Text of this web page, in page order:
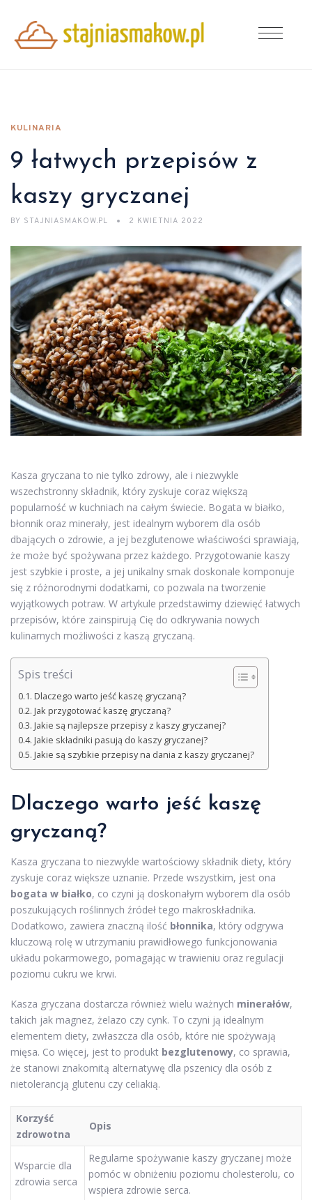
KULINARIA
9 łatwych przepisów z
kaszy gryczanej
BY STAJNIASMAKOW.PL 2 KWIETNIA 2022
Kasza gryczana to nie tylko zdrowy, ale i niezwykle
wszechstronny składnik, który zyskuje coraz większą
popularność w kuchniach na całym świecie. Bogata w białko,
błonnik oraz minerały, jest idealnym wyborem dla osób
dbających o zdrowie, a jej bezglutenowe właściwości sprawiają,
że może być spożywana przez każdego. Przygotowanie kaszy
jest szybkie i proste, a jej unikalny smak doskonale komponuje
się z różnorodnymi dodatkami, co pozwala na tworzenie
wyjątkowych potraw. W artykule przedstawimy dziewięć łatwych
przepisów, które zainspirują Cię do odkrywania nowych
kulinarnych możliwości z kaszą gryczaną.
Spis treści
Dlaczego warto jeść kaszę gryczaną?
Jak przygotować kaszę gryczaną?
Jakie są najlepsze przepisy z kaszy gryczanej?
Jakie składniki pasują do kaszy gryczanej?
Jakie są szybkie przepisy na dania z kaszy gryczanej?
Dlaczego warto jeść kaszę
gryczaną?
Kasza gryczana to niezwykle wartościowy składnik diety, który
zyskuje coraz większe uznanie. Przede wszystkim, jest ona
bogata w białko, co czyni ją doskonałym wyborem dla osób
poszukujących roślinnych źródeł tego makroskładnika.
Dodatkowo, zawiera znaczną ilość błonnika, który odgrywa
kluczową rolę w utrzymaniu prawidłowego funkcjonowania
układu pokarmowego, pomagając w trawieniu oraz regulacji
poziomu cukru we krwi.
Kasza gryczana dostarcza również wielu ważnych minerałów,
takich jak magnez, żelazo czy cynk. To czyni ją idealnym
elementem diety, zwłaszcza dla osób, które nie spożywają
mięsa. Co więcej, jest to produkt bezglutenowy, co sprawia,
że stanowi znakomitą alternatywę dla pszenicy dla osób z
nietolerancją glutenu czy celiakią.
Korzyść
zdrowotna
Opis
Wsparcie dla
zdrowia serca
Regularne spożywanie kaszy gryczanej może
pomóc w obniżeniu poziomu cholesterolu, co
wspiera zdrowie serca.